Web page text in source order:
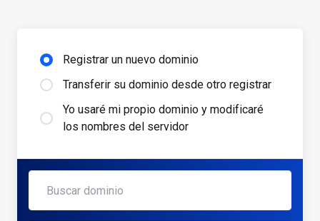
Registrar un nuevo dominio
Transferir su dominio desde otro registrar
Yo usaré mi propio dominio y modificaré
los nombres del servidor